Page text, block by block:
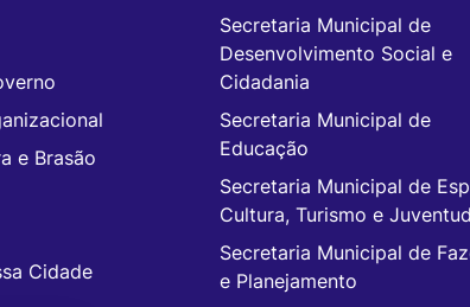
e Brasão
Cidade
Secretaria Municipal de
Desenvolvimento Social e
Cidadania
Secretaria Municipal de
Educação
Secretaria Municipal de
Cultura, Turismo e
Secretaria Municipal de
e Planejamento